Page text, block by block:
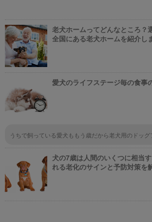
老犬ホームってどんなところ？
全国にある老犬ホームを紹介し
愛犬のライフステージ毎の食事
うちで飼っている愛犬ももう歳だから老犬用のドッグ
だ元気だからいいけど、将来のことを考えると犬用
いいのかな？
犬の7歳は人間のいくつに相当
れる老化のサインと予防対策を